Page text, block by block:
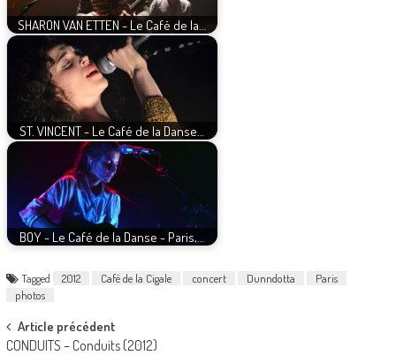
SHARON VAN ETTEN - Le Café de la…
ST. VINCENT - Le Café de la Danse…
BOY - Le Café de la Danse - Paris,…
Tagged 2012 Café de la Cigale concert Dunndotta
Paris
photos
Post
Article précédent
CONDUITS – Conduits (2012)